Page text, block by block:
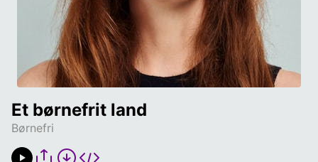
Børnefri
Et børnefrit land